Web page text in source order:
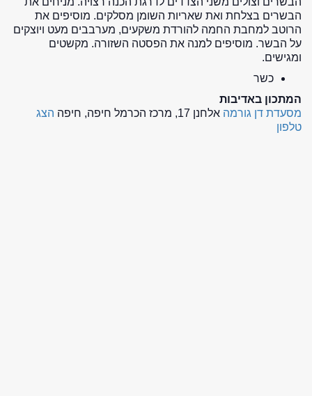
הבשרים בצלחת ואת שאריות השומן מסלקים. מוסיפים את
הרוטב למחבת החמה להורדת משקעים, מערבבים מעט ויוצקים
על הבשר. מוסיפים למנה את הפסטה השזורה. מקשטים
ומגישים.
כשר
המתכון באדיבות
מסעדת דן גורמה אלחנן 17, מרכז הכרמל חיפה, חיפה
הצג
טלפון